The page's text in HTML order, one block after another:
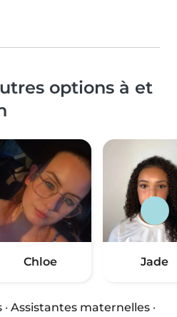
options à et
Chloe Jade
· Assistantes maternelles ·